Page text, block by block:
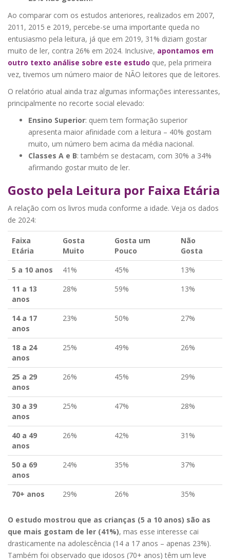
Ao comparar com os estudos anteriores, realizados em 2007,
2011, 2015 e 2019, percebe-se uma importante queda no
entusiasmo pela leitura, já que em 2019, 31% diziam gostar
muito de ler, contra 26% em 2024. Inclusive, apontamos em
outro texto análise sobre este estudo que, pela primeira
vez, tivemos um número maior de NÃO leitores que de leitores.
O relatório atual ainda traz algumas informações interessantes,
principalmente no recorte social elevado:
Ensino Superior: quem tem formação superior
apresenta maior afinidade com a leitura – 40% gostam
muito, um número bem acima da média nacional.
Classes A e B: também se destacam, com 30% a 34%
afirmando gostar muito de ler.
Gosto pela Leitura por Faixa Etária
A relação com os livros muda conforme a idade. Veja os dados
de 2024:
Faixa
Etária
Gosta
Muito
Gosta um
Pouco
Não
Gosta
5 a 10 anos
41% 45%
13%
11 a 13
anos
28% 59% 13%
14 a 17
anos
23% 50% 27%
18 a 24
anos
25% 49% 26%
25 a 29
anos
26% 45% 29%
30 a 39
anos
25% 47% 28%
40 a 49
anos
26% 42% 31%
50 a 69
anos
24% 35% 37%
70+ anos 29% 26% 35%
O estudo mostrou que as crianças (5 a 10 anos) são as
que mais gostam de ler (41%), mas esse interesse cai
drasticamente na adolescência (14 a 17 anos – apenas 23%).
Também foi observado que idosos (70+ anos) têm um leve